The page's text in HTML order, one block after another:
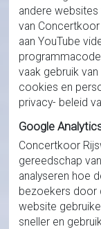
andere
van
aan YouTube
vaak gebruik
cookies en
privacy- beleid
Google
Concertkoor
gereedschap
analyseren hoe
bezoekers door
website
sneller en